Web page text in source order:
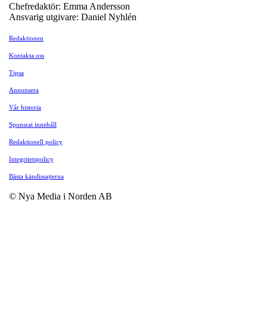
Chefredaktör: Emma Andersson
Ansvarig utgivare: Daniel Nyhlén
Redaktionen
Kontakta oss
Tipsa
Annonsera
Vår historia
Sponsrat innehåll
Redaktionell policy
Integritetspolicy
Bästa kändissajterna
© Nya Media i Norden AB